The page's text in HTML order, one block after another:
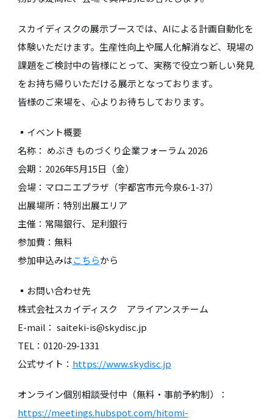
スカイディスクの展示ブースでは、AIによる計画自動化を
体験いただけます。生産性向上や属人化解消など、現場の
課題をご検討中の皆様にとって、実務で役立つ新しい発見
をお持ち帰りいただける展示となっております。
皆様のご来場を、心よりお待ちしております。
▪️イベント概要
名称： めぶき ものづくり企業フォーラム 2026
会期：2026年5月15日（金）
会場：マロニエプラザ（宇都宮市元今泉6-1-37）
出展場所：特別出展エリア
主催：常陽銀行、足利銀行
参加費：無料
参加申込みはこちらから
▪️お問い合わせ先
株式会社スカイディスク アライアンスチーム
E-mail： saiteki-is@skydisc.jp
TEL：0120-29-1331
公式サイト： https://www.skydisc.jp
オンライン個別相談受付中（無料・事前予約制）：
https://meetings.hubspot.com/hitomi-